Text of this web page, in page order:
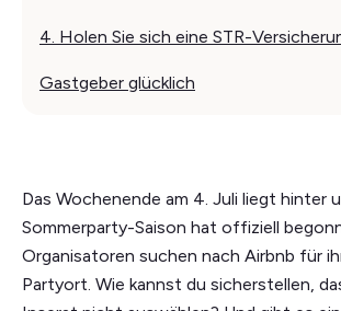
4. Holen Sie sich eine STR-
Gastgeber glücklich
Das Wochenende am 4. Juli liegt hinter
Sommerparty-Saison hat offiziell
Organisatoren suchen nach Airbnb für
Partyort. Wie kannst du sicherstellen,